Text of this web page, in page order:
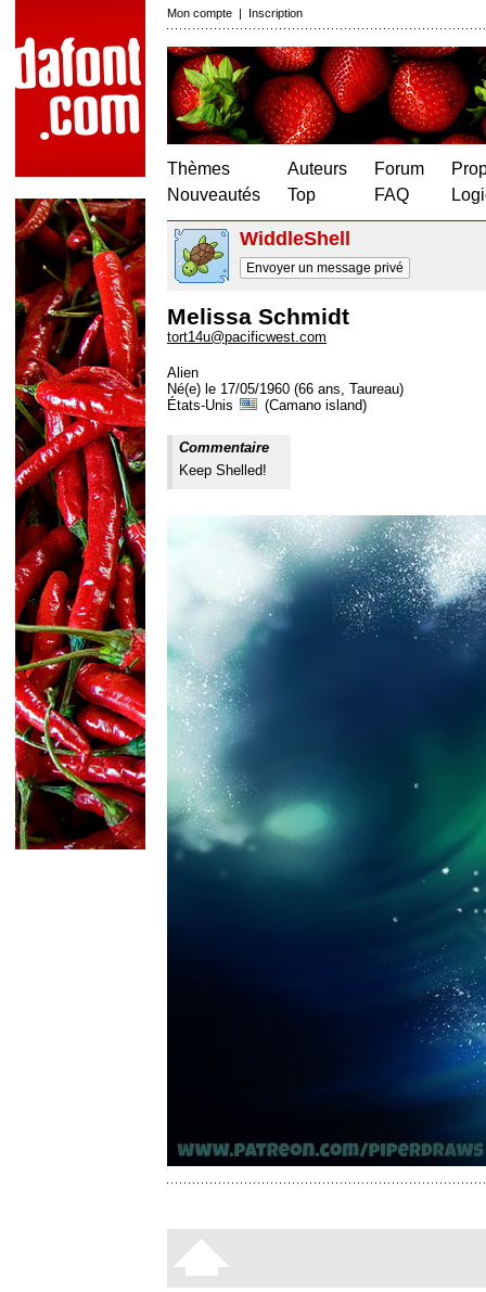
Mon compte | Inscription
Thèmes
Nouveautés
Auteurs
Top
Forum
FAQ
WiddleShell
Envoyer un message privé
Melissa Schmidt
tort14u@pacificwest.com
Alien
Né(e) le 17/05/1960 (66 ans, Taureau)
États-Unis
(Camano island)
Commentaire
Keep Shelled!